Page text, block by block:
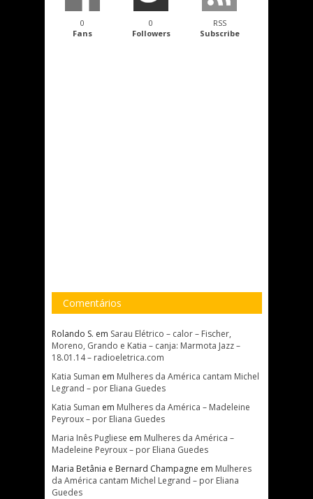
0
Fans
0
Followers
RSS
Subscribe
Comentários
Rolando S. em Sarau Elétrico – calor – Fischer,
Moreno, Grando e Katia – canja: Marmota Jazz –
18.01.14 – radioeletrica.com
Katia Suman em Mulheres da América cantam Michel
Legrand – por Eliana Guedes
Katia Suman em Mulheres da América – Madeleine
Peyroux – por Eliana Guedes
Maria Inês Pugliese em Mulheres da América –
Madeleine Peyroux – por Eliana Guedes
Maria Betânia e Bernard Champagne em Mulheres
da América cantam Michel Legrand – por Eliana
Guedes